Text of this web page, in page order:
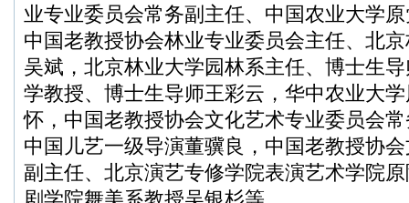
业专业委员会常务副主任、中国农业大学
中国老教授协会林业专业委员会主任、北
吴斌，北京林业大学园林系主任、博士生
学教授、博士生导师王彩云，华中农业大
怀，中国老教授协会文化艺术专业委员会
中国儿艺一级导演董骥良，中国老教授协
副主任、北京演艺专修学院表演艺术学院